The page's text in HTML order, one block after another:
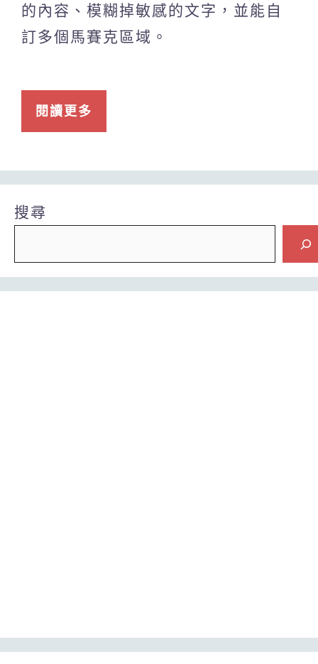
的內容、模糊掉敏感的文字，並能自
訂多個馬賽克區域。
閱讀更多
搜尋